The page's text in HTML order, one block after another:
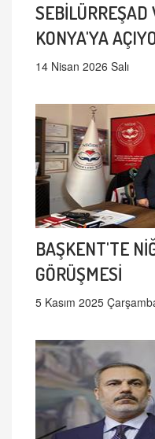
KONYA'YA
14 Nisan 2026 Salı
BAŞKENT'TE
GÖRÜŞMESİ
5 Kasım 2025